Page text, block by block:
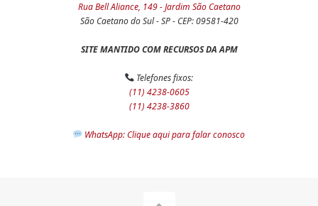
Rua Bell Aliance, 149 - Jardim São Caetano
São Caetano do Sul - SP - CEP: 09581-420
SITE MANTIDO COM RECURSOS DA APM
Telefones fixos:
(11) 4238-0605
(11) 4238-3860
WhatsApp: Clique aqui para falar conosco